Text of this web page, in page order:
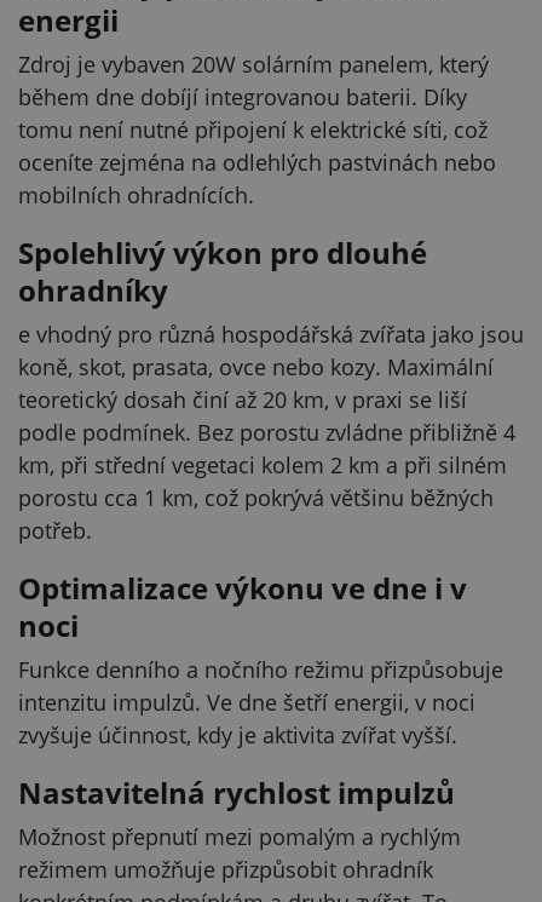
energii
Zdroj je vybaven 20W solárním panelem, který
během dne dobíjí integrovanou baterii. Díky
tomu není nutné připojení k elektrické síti, což
oceníte zejména na odlehlých pastvinách nebo
mobilních ohradnících.
Spolehlivý výkon pro dlouhé
ohradníky
e vhodný pro různá hospodářská zvířata jako jsou
koně, skot, prasata, ovce nebo kozy. Maximální
teoretický dosah činí až 20 km, v praxi se liší
podle podmínek. Bez porostu zvládne přibližně 4
km, při střední vegetaci kolem 2 km a při silném
porostu cca 1 km, což pokrývá většinu běžných
potřeb.
Optimalizace výkonu ve dne i v
noci
Funkce denního a nočního režimu přizpůsobuje
intenzitu impulzů. Ve dne šetří energii, v noci
zvyšuje účinnost, kdy je aktivita zvířat vyšší.
Nastavitelná rychlost impulzů
Možnost přepnutí mezi pomalým a rychlým
režimem umožňuje přizpůsobit ohradník